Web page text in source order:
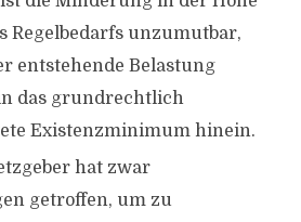
Regelbedarfs unzumutbar,
entstehende Belastung
das grundrechtlich
Existenzminimum hinein.
hat zwar
getroffen, um zu